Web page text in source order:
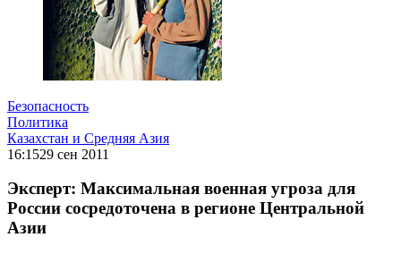
Безопасность
Политика
Казахстан и Средняя Азия
16:1529 сен 2011
Эксперт: Максимальная военная угроза для
России сосредоточена в регионе Центральной
Азии